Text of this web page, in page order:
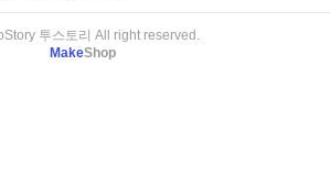
투스토리 All right reserved.
MakeShop